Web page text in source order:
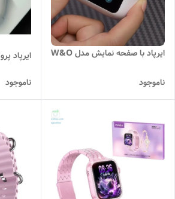
ایرپاد با صفحه نمایش مدل W&O
ناموجود
ایرپاد پرو۲ w&o با نمایشگر LED
ناموجود